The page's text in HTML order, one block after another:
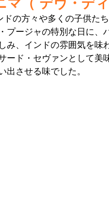
の方々や多くの子供た
プージャの特別な日に、
み、インドの雰囲気を味
ード・セヴァンとして美
させる味でした。